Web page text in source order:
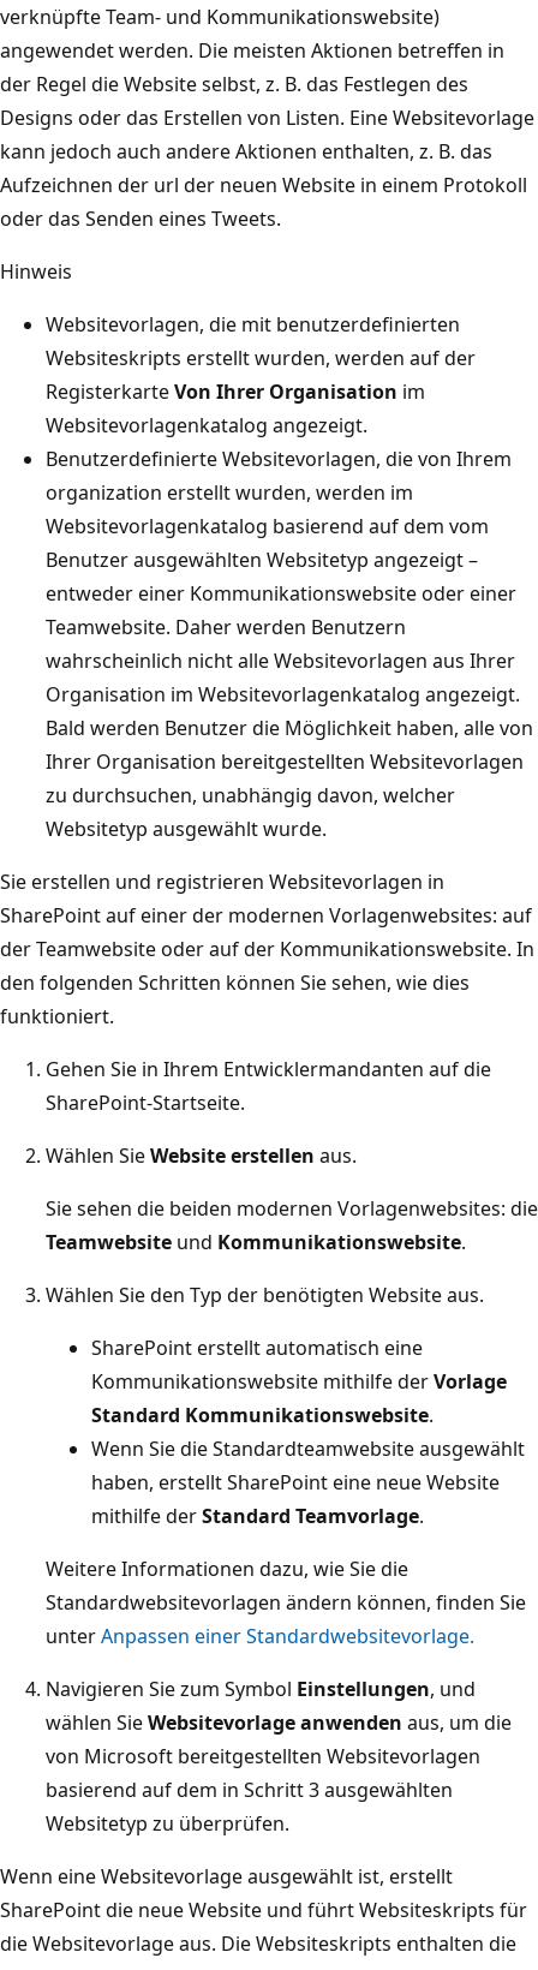
verknüpfte Team- und Kommunikationswebsite)
angewendet werden. Die meisten Aktionen betreffen in
der Regel die Website selbst, z. B. das Festlegen des
Designs oder das Erstellen von Listen. Eine Websitevorlage
kann jedoch auch andere Aktionen enthalten, z. B. das
Aufzeichnen der url der neuen Website in einem Protokoll
oder das Senden eines Tweets.
Hinweis
Websitevorlagen, die mit benutzerdefinierten
Websiteskripts erstellt wurden, werden auf der
RegisterkarteVon Ihrer Organisation im
Websitevorlagenkatalog angezeigt.
Benutzerdefinierte Websitevorlagen, die von Ihrem
organization erstellt wurden, werden im
Websitevorlagenkatalog basierend auf dem vom
Benutzer ausgewählten Websitetyp angezeigt –
entweder einer Kommunikationswebsite oder einer
Teamwebsite. Daher werden Benutzern
wahrscheinlich nicht alle Websitevorlagen aus Ihrer
Organisation im Websitevorlagenkatalog angezeigt.
Bald werden Benutzer die Möglichkeit haben, alle von
Ihrer Organisation bereitgestellten Websitevorlagen
zu durchsuchen, unabhängig davon, welcher
Websitetyp ausgewählt wurde.
Sie erstellen und registrieren Websitevorlagen in
SharePoint auf einer der modernen Vorlagenwebsites: auf
der Teamwebsite oder auf der Kommunikationswebsite. In
den folgenden Schritten können Sie sehen, wie dies
funktioniert.
Gehen Sie in Ihrem Entwicklermandanten auf die
SharePoint-Startseite.
Wählen SieWebsite erstellen aus.
Sie sehen die beiden modernen Vorlagenwebsites: die
Teamwebsite und Kommunikationswebsite.
Wählen Sie den Typ der benötigten Website aus.
SharePoint erstellt automatisch eine
Kommunikationswebsite mithilfe derVorlage
Standard Kommunikationswebsite.
Wenn Sie die Standardteamwebsite ausgewählt
haben, erstellt SharePoint eine neue Website
mithilfe derStandard Teamvorlage.
Weitere Informationen dazu, wie Sie die
Standardwebsitevorlagen ändern können, finden Sie
unterAnpassen einer Standardwebsitevorlage.
Navigieren Sie zum Symbol Einstellungen, und
wählen SieWebsitevorlage anwenden aus, um die
von Microsoft bereitgestellten Websitevorlagen
basierend auf dem in Schritt 3 ausgewählten
Websitetyp zu überprüfen.
Wenn eine Websitevorlage ausgewählt ist, erstellt
SharePoint die neue Website und führt Websiteskripts für
die Websitevorlage aus. Die Websiteskripts enthalten die